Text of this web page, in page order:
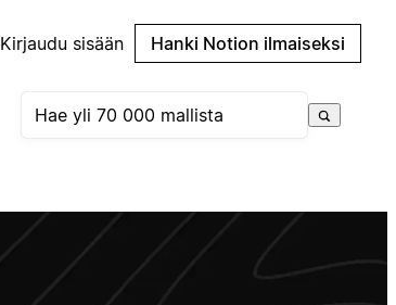
Kirjaudu sisään Hanki Notion ilmaiseksi